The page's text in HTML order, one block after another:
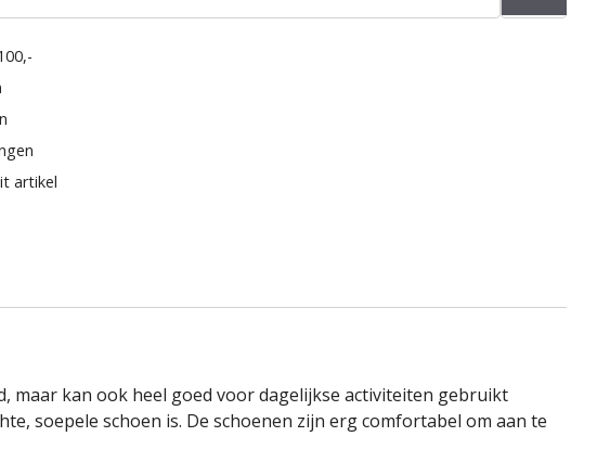
artikel
maar kan ook heel goed voor dagelijkse activiteiten gebruikt
soepele schoen is. De schoenen zijn erg comfortabel om aan te